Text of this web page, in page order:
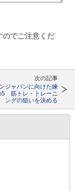
のでご注意くだ
次の記事
ジャパンに向けた練
5 筋トレ・トレーニ
ングの狙いを決める